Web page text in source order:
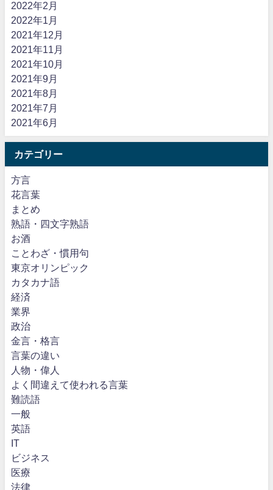
2022年2月
2022年1月
2021年12月
2021年11月
2021年10月
2021年9月
2021年8月
2021年7月
2021年6月
カテゴリー
方言
花言葉
まとめ
熟語・四文字熟語
お酒
ことわざ・慣用句
東京オリンピック
カタカナ語
経済
業界
政治
金言・格言
言葉の違い
人物・偉人
よく間違えて使われる言葉
難読語
一般
英語
IT
ビジネス
医療
法律